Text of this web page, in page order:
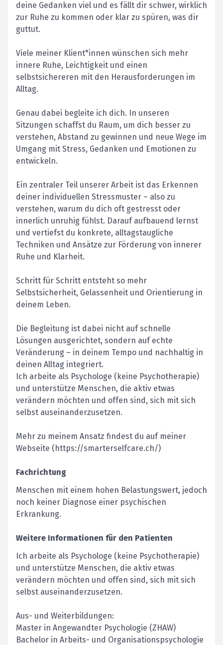
deine Gedanken viel und es fällt dir schwer, wirklich
zur Ruhe zu kommen oder klar zu spüren, was dir
guttut.
Viele meiner Klient*innen wünschen sich mehr
innere Ruhe, Leichtigkeit und einen
selbstsichereren mit den Herausforderungen im
Alltag.
Genau dabei begleite ich dich. In unseren
Sitzungen schaffst du Raum, um dich besser zu
verstehen, Abstand zu gewinnen und neue Wege im
Umgang mit Stress, Gedanken und Emotionen zu
entwickeln.
Ein zentraler Teil unserer Arbeit ist das Erkennen
deiner individuellen Stressmuster – also zu
verstehen, warum du dich oft gestresst oder
innerlich unruhig fühlst. Darauf aufbauend lernst
und vertiefst du konkrete, alltagstaugliche
Techniken und Ansätze zur Förderung von innerer
Ruhe und Klarheit.
Schritt für Schritt entsteht so mehr
Selbstsicherheit, Gelassenheit und Orientierung in
deinem Leben.
Die Begleitung ist dabei nicht auf schnelle
Lösungen ausgerichtet, sondern auf echte
Veränderung – in deinem Tempo und nachhaltig in
deinen Alltag integriert.
Ich arbeite als Psychologe (keine Psychotherapie)
und unterstütze Menschen, die aktiv etwas
verändern möchten und offen sind, sich mit sich
selbst auseinanderzusetzen.
Mehr zu meinem Ansatz findest du auf meiner
Webseite (https://smarterselfcare.ch/)
Fachrichtung
Menschen mit einem hohen Belastungswert, jedoch
noch keiner Diagnose einer psychischen
Erkrankung.
Weitere Informationen für den Patienten
Ich arbeite als Psychologe (keine Psychotherapie)
und unterstütze Menschen, die aktiv etwas
verändern möchten und offen sind, sich mit sich
selbst auseinanderzusetzen.
Aus- und Weiterbildungen:
Master in Angewandter Psychologie (ZHAW)
Bachelor in Arbeits- und Organisationspsychologie